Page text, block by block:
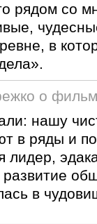
рядом со
в
о
нашу
в ряды и
в